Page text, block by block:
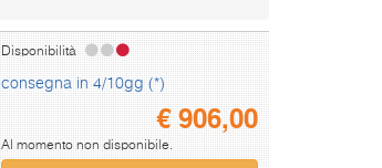
Disponibilità
consegna in 4/10gg (*)
€906,00
Al momento non disponibile.